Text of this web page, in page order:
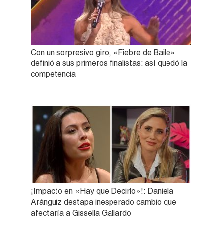
Con un sorpresivo giro, «Fiebre de Baile»
definió a sus primeros finalistas: así quedó la
competencia
¡Impacto en «Hay que Decirlo»!: Daniela
Aránguiz destapa inesperado cambio que
afectaría a Gissella Gallardo